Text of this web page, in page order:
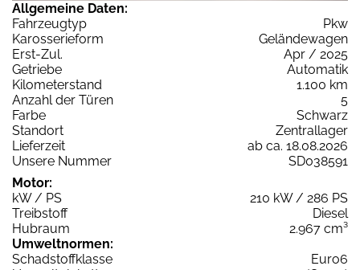
Allgemeine Daten:
Fahrzeugtyp
Pkw
Karosserieform
Geländewagen
Erst-Zul.
Apr / 2025
Getriebe
Automatik
Kilometerstand
1.100 km
Anzahl der Türen
5
Farbe
Schwarz
Standort
Zentrallager
Lieferzeit
ab ca. 18.08.2026
Unsere Nummer
SD038591
Motor:
kW / PS
210 kW / 286 PS
Treibstoff
Diesel
Hubraum
2.967 cm³
Umweltnormen:
Schadstoffklasse
Euro6